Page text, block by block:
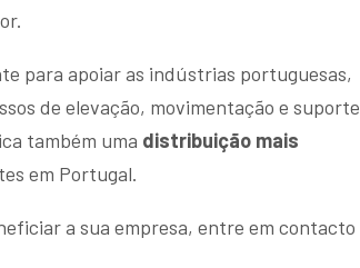
para apoiar as indústrias portuguesas,
de elevação, movimentação e suporte
também uma distribuição mais
em Portugal.
a sua empresa, entre em contacto